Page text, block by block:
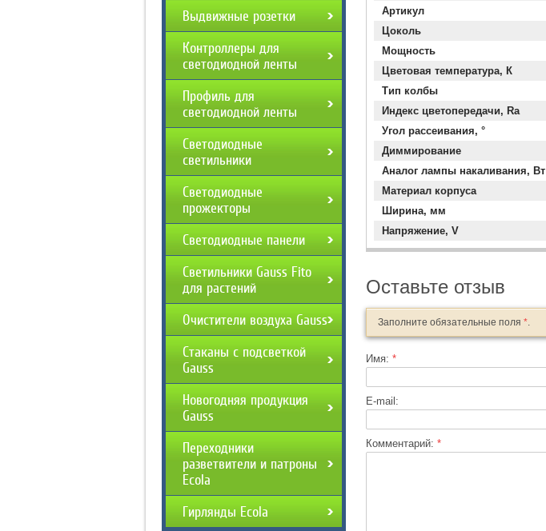
Артикул
Цоколь
Мощность
Цветовая температура, К
Тип колбы
Индекс цветопередачи, Ra
Угол рассеивания, °
Диммирование
Аналог лампы накаливания, Вт
Материал корпуса
Ширина, мм
Напряжение, V
Оставьте отзыв
Заполните обязательные поля *.
Имя: *
E-mail:
Комментарий: *
Выдвижные розетки
Контроллеры для
светодиодной ленты
Профиль для
светодиодной ленты
Светодиодные
светильники
Светодиодные
прожекторы
Светодиодные панели
Светильники Gauss Fito
для растений
Очистители воздуха Gauss
Стаканы с подсветкой
Gauss
Новогодняя продукция
Gauss
Переходники
разветвители и патроны
Ecola
Гирлянды Ecola